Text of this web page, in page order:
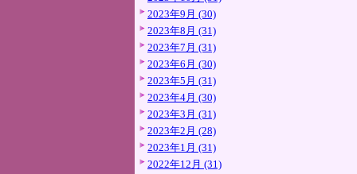
2023年9月 (30)
2023年8月 (31)
2023年7月 (31)
2023年6月 (30)
2023年5月 (31)
2023年4月 (30)
2023年3月 (31)
2023年2月 (28)
2023年1月 (31)
2022年12月 (31)